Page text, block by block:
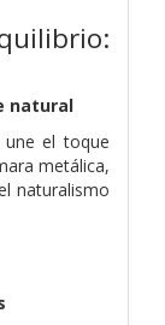
natural
une el toque
metálica,
naturalismo